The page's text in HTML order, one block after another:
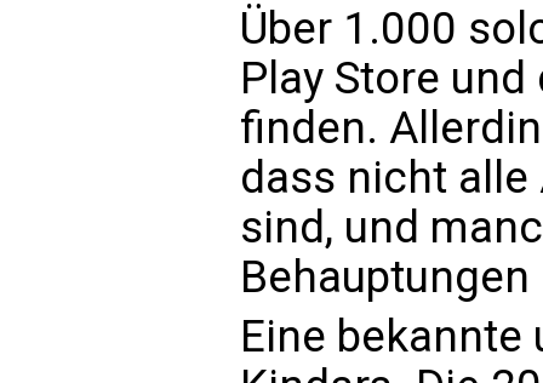
Über 1.000
Play Store
finden.
dass nicht
sind, und
Eine